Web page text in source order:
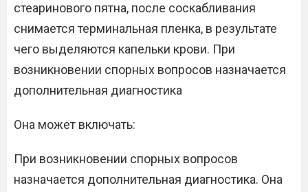
стеаринового пятна, после соскабливания
снимается терминальная пленка, в результате
чего выделяются капельки крови. При
возникновении спорных вопросов назначается
дополнительная диагностика
Она может включать:
При возникновении спорных вопросов
назначается дополнительная диагностика. Она